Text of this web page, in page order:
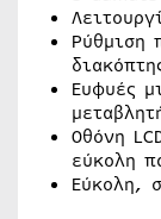
Ρύθμιση
Ευφυές
Οθόνη
εύκολη
Εύκολη,